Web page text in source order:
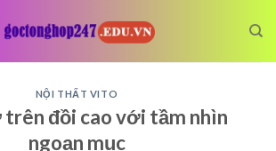
NỘI THẤT VITO
đồi cao với tầm nhìn
ngoạn mục